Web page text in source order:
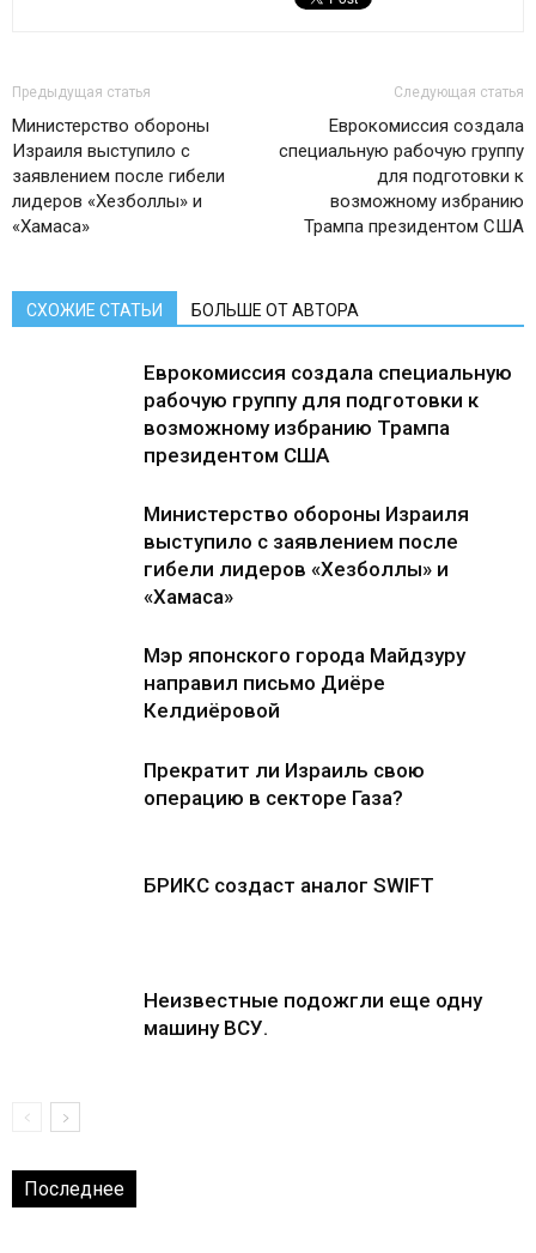
Предыдущая статья
Министерство обороны
Израиля выступило с
заявлением после гибели
лидеров «Хезболлы» и
«Хамаса»
Следующая статья
Еврокомиссия создала
специальную рабочую группу
для подготовки к
возможному избранию
Трампа президентом США
СХОЖИЕ СТАТЬИ БОЛЬШЕ ОТ АВТОРА
Еврокомиссия создала специальную
рабочую группу для подготовки к
возможному избранию Трампа
президентом США
Министерство обороны Израиля
выступило с заявлением после
гибели лидеров «Хезболлы» и
«Хамаса»
Мэр японского города Майдзуру
направил письмо Диёре
Келдиёровой
Прекратит ли Израиль свою
операцию в секторе Газа?
БРИКС создаст аналог SWIFT
Неизвестные подожгли еще одну
машину ВСУ.
Последнее